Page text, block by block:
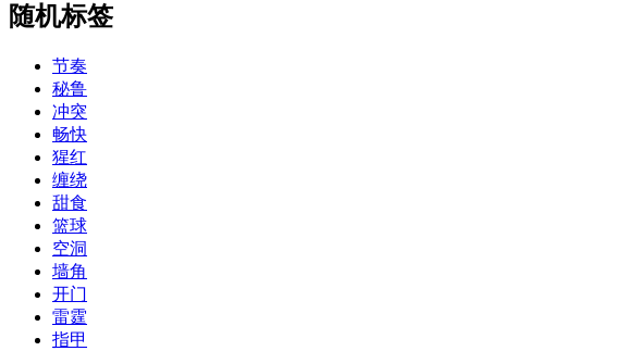
随机标签
节奏
秘鲁
冲突
畅快
猩红
缠绕
甜食
篮球
空洞
墙角
开门
雷霆
指甲